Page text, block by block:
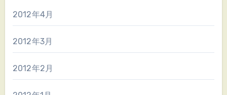
2012年4月
2012年3月
2012年2月